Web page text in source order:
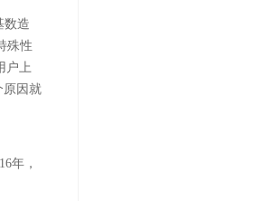
数造
殊性
户上
原因就
年，